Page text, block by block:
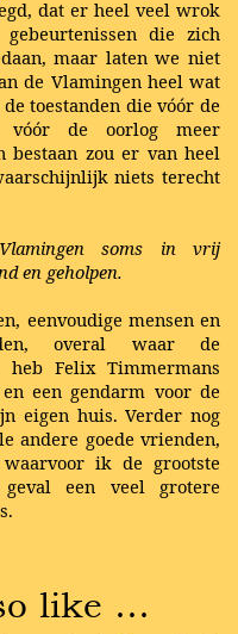
dat er heel veel wrok
die zich
maar laten we niet
de Vlamingen heel wat
toestanden die vóór de
vóór de oorlog meer
bestaan zou er van heel
niets terecht
soms in vrij
en geholpen.
eenvoudige mensen en
overal waar de
Felix Timmermans
een gendarm voor de
eigen huis. Verder nog
andere goede vrienden,
ik de grootste
een veel grotere
like …